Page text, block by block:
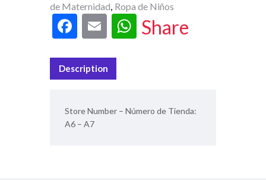
de Maternidad, Ropa de Niños
F
ac
e
b
o
E
m
ai
l
W
h
p
Share
Description
Store Number – Número de Tienda:
A6 – A7